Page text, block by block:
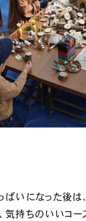
いになった後は
気持ちのいいコー